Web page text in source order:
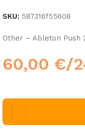
SKU: 587316f55608
Other – Ableton Push
60,00 €/